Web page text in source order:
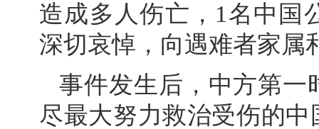
造成多人伤亡，1名中国
深切哀悼，向遇难者家属
事件发生后，中方第一
尽最大努力救治受伤的